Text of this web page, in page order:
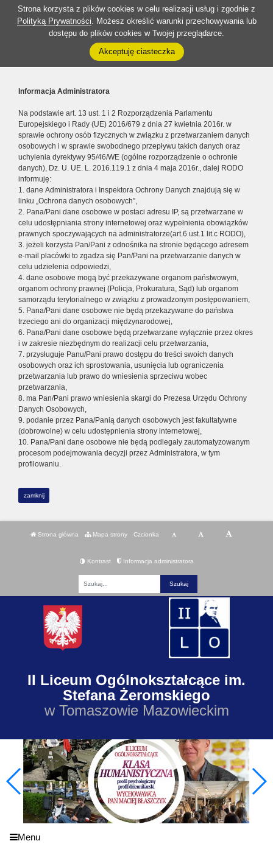
Strona korzysta z plików cookies w celu realizacji usług i zgodnie z
Polityką Prywatności. Możesz określić warunki przechowywania lub
dostępu do plików cookies w Twojej przeglądarce.
Akceptuję ciasteczka
Informacja Administratora
Na podstawie art. 13 ust. 1 i 2 Rozporządzenia Parlamentu
Europejskiego i Rady (UE) 2016/679 z dnia 27 kwietnia 2016r. w
sprawie ochrony osób fizycznych w związku z przetwarzaniem danych
osobowych i w sprawie swobodnego przepływu takich danych oraz
uchylenia dyrektywy 95/46/WE (ogólne rozporządzenie o ochronie
danych), Dz. U. UE. L. 2016.119.1 z dnia 4 maja 2016r., dalej RODO
informuję:
1. dane Administratora i Inspektora Ochrony Danych znajdują się w
linku „Ochrona danych osobowych”,
2. Pana/Pani dane osobowe w postaci adresu IP, są przetwarzane w
celu udostępniania strony internetowej oraz wypełnienia obowiązków
prawnych spoczywających na administratorze(art.6 ust.1 lit.c RODO),
3. jeżeli korzysta Pan/Pani z odnośnika na stronie będącego adresem
e-mail placówki to zgadza się Pan/Pani na przetwarzanie danych w
celu udzielenia odpowiedzi,
4. dane osobowe mogą być przekazywane organom państwowym,
organom ochrony prawnej (Policja, Prokuratura, Sąd) lub organom
samorządu terytorialnego w związku z prowadzonym postępowaniem,
5. Pana/Pani dane osobowe nie będą przekazywane do państwa
trzeciego ani do organizacji międzynarodowej,
6. Pana/Pani dane osobowe będą przetwarzane wyłącznie przez okres
i w zakresie niezbędnym do realizacji celu przetwarzania,
7. przysługuje Panu/Pani prawo dostępu do treści swoich danych
osobowych oraz ich sprostowania, usunięcia lub ograniczenia
przetwarzania lub prawo do wniesienia sprzeciwu wobec
przetwarzania,
8. ma Pan/Pani prawo wniesienia skargi do Prezesa Urzędu Ochrony
Danych Osobowych,
9. podanie przez Pana/Panią danych osobowych jest fakultatywne
(dobrowolne) w celu udostępnienia strony internetowej,
10. Pana/Pani dane osobowe nie będą podlegały zautomatyzowanym
procesom podejmowania decyzji przez Administratora, w tym
profilowaniu.
zamknij
Strona główna Mapa strony Czcionka
Kontrast Informacja administratora
II Liceum Ogólnokształcące im.
Stefana Żeromskiego
w Tomaszowie Mazowieckim
Menu